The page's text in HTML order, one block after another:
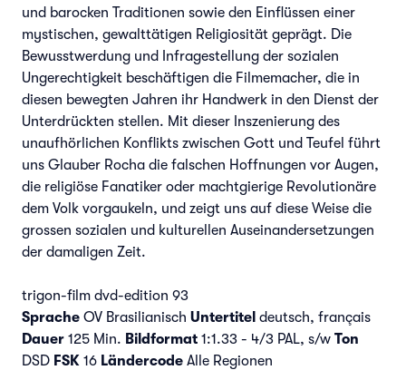
und barocken Traditionen sowie den Einflüssen einer
mystischen, gewalttätigen Religiosität geprägt. Die
Bewusstwerdung und Infragestellung der sozialen
Ungerechtigkeit beschäftigen die Filmemacher, die in
diesen bewegten Jahren ihr Handwerk in den Dienst der
Unterdrückten stellen. Mit dieser Inszenierung des
unaufhörlichen Konflikts zwischen Gott und Teufel führt
uns Glauber Rocha die falschen Hoffnungen vor Augen,
die religiöse Fanatiker oder machtgierige Revolutionäre
dem Volk vorgaukeln, und zeigt uns auf diese Weise die
grossen sozialen und kulturellen Auseinandersetzungen
der damaligen Zeit.
trigon-film dvd-edition 93
Sprache OV Brasilianisch Untertitel deutsch, français
Dauer 125 Min. Bildformat 1:1.33 - 4/3 PAL, s/w Ton
DSD FSK 16 Ländercode Alle Regionen